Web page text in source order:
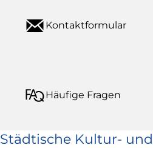
Kontaktformular
Häufige Fragen
Städtische Kultur- und